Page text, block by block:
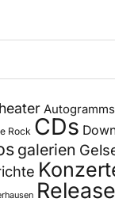
Rock CDs
galerien